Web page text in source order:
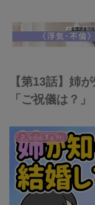
【第13話】姉
「ご祝儀は？」
スカッとまとめ